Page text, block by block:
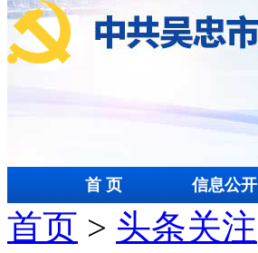
首 页 信息公开
首页 > 头条关注